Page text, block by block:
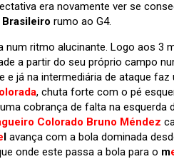
era novamente ver se
Brasileiro rumo ao G4.
num ritmo alucinante. Logo aos 3
a partir do seu próprio campo
e já na intermediária de ataque
, chuta forte com o pé
cobrança de falta na esquerda
Colorado Bruno Méndez
l avança com a bola dominada
onde este passa a bola para o m